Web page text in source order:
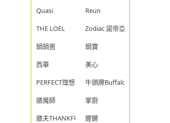
Quasi
Reun
THE LOEL
Zodiac 諾帝亞
鍋鍋窖
鍋寶
西華
美心
PERFECT理想
牛頭牌Buffalo
膳魔師
掌廚
膳夫THANKFUL
鏗鏘